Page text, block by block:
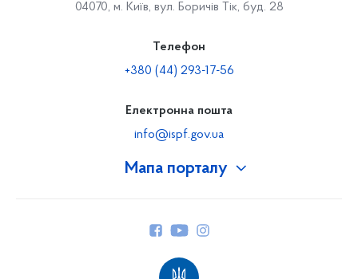
Мапа порталу
04070, м. Київ, вул. Боричів Тік, буд. 28
Телефон
+380 (44) 293-17-56
Електронна пошта
info@ispf.gov.ua